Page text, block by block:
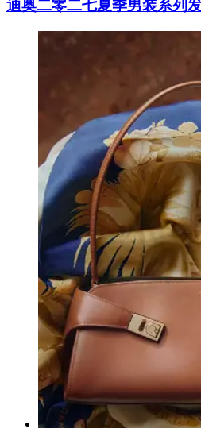
迪奥二零二七夏季男装系列